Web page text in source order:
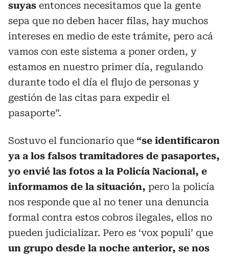
suyas entonces necesitamos que la gente
sepa que no deben hacer filas, hay muchos
intereses en medio de este trámite, pero acá
vamos con este sistema a poner orden, y
estamos en nuestro primer día, regulando
durante todo el día el flujo de personas y
gestión de las citas para expedir el
pasaporte”.
Sostuvo el funcionario que “se identificaron
ya a los falsos tramitadores de pasaportes,
yo envié las fotos a la Policía Nacional, e
informamos de la situación, pero la policía
nos responde que al no tener una denuncia
formal contra estos cobros ilegales, ellos no
pueden judicializar. Pero es ‘vox populi’ que
un grupo desde la noche anterior, se nos